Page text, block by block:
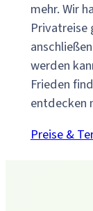
mehr. Wir
Privatreise
werden
Frieden
entdecken
Preise &